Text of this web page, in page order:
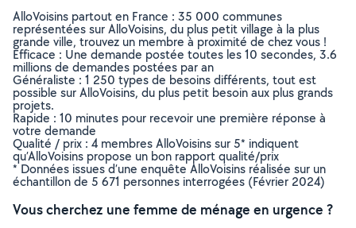
AlloVoisins partout en France : 35 000 communes
représentées sur AlloVoisins, du plus petit village à la plus
grande ville, trouvez un membre à proximité de chez vous !
Efficace : Une demande postée toutes les 10 secondes, 3.6
millions de demandes postées par an
Généraliste : 1 250 types de besoins différents, tout est
possible sur AlloVoisins, du plus petit besoin aux plus grands
projets.
Rapide : 10 minutes pour recevoir une première réponse à
votre demande
Qualité / prix : 4 membres AlloVoisins sur 5* indiquent
qu’AlloVoisins propose un bon rapport qualité/prix
* Données issues d’une enquête AlloVoisins réalisée sur un
échantillon de 5 671 personnes interrogées (Février 2024)
Vous cherchez une femme de ménage en urgence ?